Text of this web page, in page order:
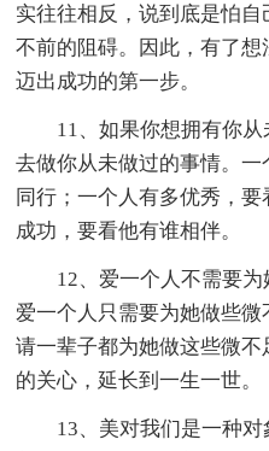
实往往相反，说到底是怕
不前的阻碍。因此，有了想
迈出成功的第一步。
11、如果你想拥有你从
去做你从未做过的事情。
同行；一个人有多优秀，
成功，要看他有谁相伴。
12、爱一个人不需要为
爱一个人只需要为她做些微
请一辈子都为她做这些微
的关心，延长到一生一世。
13、美对我们是一种对